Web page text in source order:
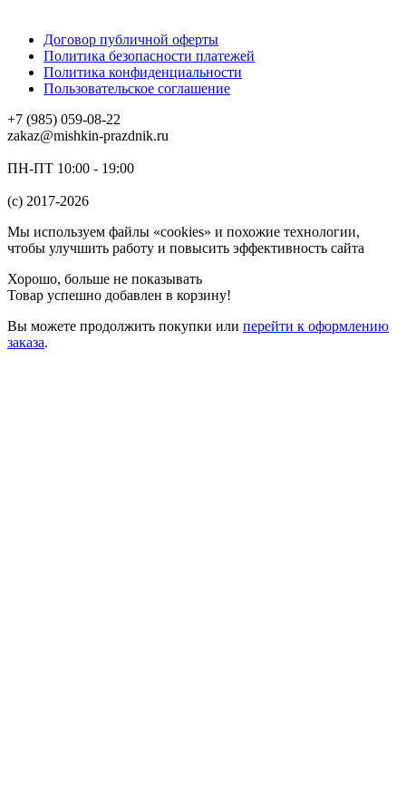
Договор публичной оферты
Политика безопасности платежей
Политика конфиденциальности
Пользовательское соглашение
+7 (985) 059-08-22
zakaz@mishkin-prazdnik.ru
ПН-ПТ 10:00 - 19:00
(c) 2017-2026
Мы используем файлы «cookies» и похожие технологии,
чтобы улучшить работу и повысить эффективность сайта
Хорошо, больше не показывать
Товар успешно добавлен в корзину!
Вы можете продолжить покупки или перейти к оформлению
заказа.